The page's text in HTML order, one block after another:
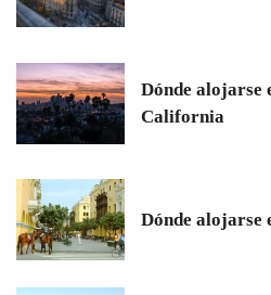
Dónde alojarse
California
Dónde alojarse